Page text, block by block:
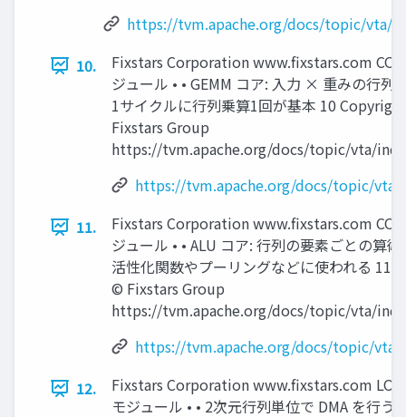
https://tvm.apache.org/docs/topic/vta/
10.
Fixstars Corporation www.ﬁxstars.com
ジュール • • GEMM コア: 入力 × 重みの行列
1サイクルに行列乗算1回が基本 10
Fixstars Group
https://tvm.apache.org/docs/topic/vta/
https://tvm.apache.org/docs/topic/
11.
Fixstars Corporation www.ﬁxstars.com
ジュール • • ALU コア: 行列の要素ごとの算
活性化関数やプーリングなどに使われる 11
© Fixstars Group
https://tvm.apache.org/docs/topic/vta/
https://tvm.apache.org/docs/topic/
12.
Fixstars Corporation www.ﬁxstars.com
モジュール • • 2次元行列単位で DMA を行う